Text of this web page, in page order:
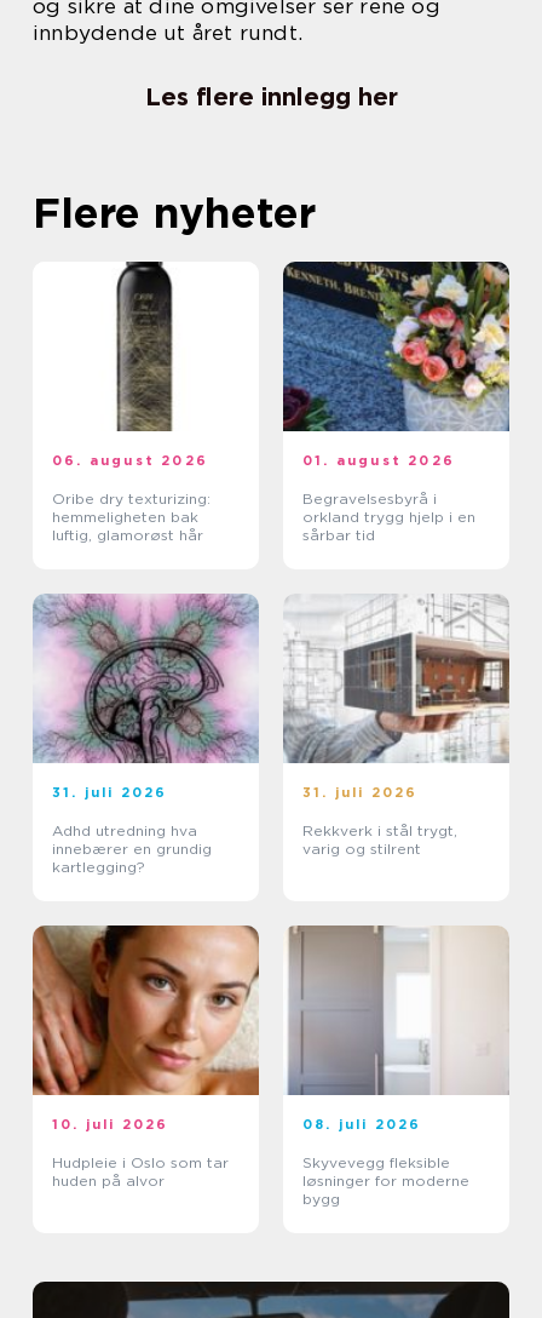
og sikre at dine omgivelser ser rene og
innbydende ut året rundt.
Les flere innlegg her
Flere nyheter
06. august 2026
Oribe dry texturizing:
hemmeligheten bak
luftig, glamorøst hår
01. august 2026
Begravelsesbyrå i
orkland trygg hjelp i en
sårbar tid
31. juli 2026
Adhd utredning hva
innebærer en grundig
kartlegging?
31. juli 2026
Rekkverk i stål trygt,
varig og stilrent
10. juli 2026
Hudpleie i Oslo som tar
huden på alvor
08. juli 2026
Skyvevegg fleksible
løsninger for moderne
bygg